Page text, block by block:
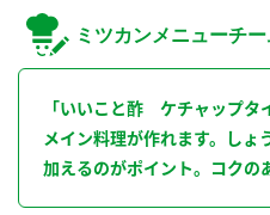
ミツカンメニューチー
「いいこと酢 ケチャップタ
メイン料理が作れます。しょ
加えるのがポイント。コクの